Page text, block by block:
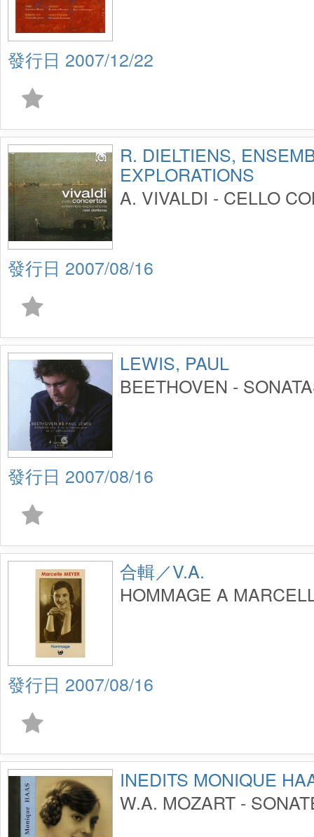
2007/12/22
R. DIELTIENS,
EXPLORATIONS
A. VIVALDI - CELLO
2007/08/16
LEWIS, PAUL
BEETHOVEN -
2007/08/16
合輯／V.A.
HOMMAGE A
2007/08/16
INEDITS MONIQUE
W.A. MOZART -